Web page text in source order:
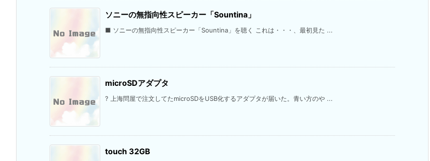
ソニーの無指向性スピーカー「Sountina」
■ ソニーの無指向性スピーカー「Sountina」を聴く これは・・・、最初見た ...
microSDアダプタ
? 上海問屋で注文してたmicroSDをUSB化するアダプタが届いた。青い方のや ...
touch 32GB